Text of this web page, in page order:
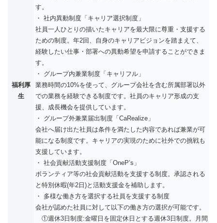
福利厚
生
す。
・ 社内異動制度「キャリア選択制度」
社員一人ひとりの描いたキャリアを最大限に尊重・支援する
ための制度。年2回、自身のキャリアビジョンを踏まえて、
経験したい仕事・部署への異動希望を申請することができま
す。
・ グループ内兼業制度「キャリフル」
業務時間の10%を使って、グループ会社を含む所属部署以外
での業務を経験できる制度です。社員のキャリア形成の支
援、成長機会を提供しています。
・ グループ外兼業届出制度「CaRealize」
会社へ届け出た社員は条件を満たした内容であれば兼業が可
能になる制度です。キャリアの実現のために社外での挑戦も
支援しています。
・ 社会貢献活動支援制度「OneP’s」
ボランティア等の社会貢献活動を支援する制度。承認される
と特別休暇(年2日)と活動支援金を補助します。
・ 多様な働き方を選択する社員を支援する制度
会社が認めた社員に対して以下の働き方の選択が可能です。
①週休3日制度:金曜日を固定休日とする週休3日制度。月間